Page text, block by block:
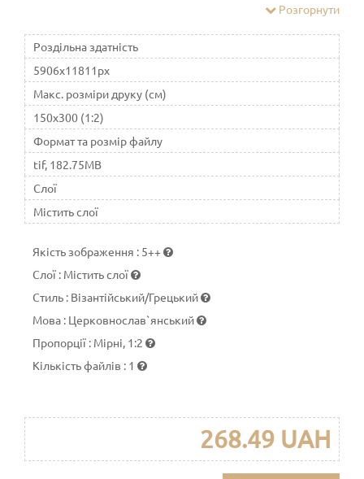
розповсюдилась вже за апостольських часів. Концепція
опікунства янголів і їх ієрархія були розвинені в
християнстві у п'ятому столітті Псевдо-Діонісієм
Ареопагітом.
Розгорнути
Роздільна здатність
5906x11811px
Макс. розміри друку (см)
150x300 (1:2)
Формат та розмір файлу
tif, 182.75MB
Слої
Містить слої
Якість зображення : 5++
Слої : Містить слої
Стиль : Візантійський/Грецький
Мова : Церковнослав`янський
Пропорції : Мірні, 1:2
Кількість файлів : 1
268.49 UAH